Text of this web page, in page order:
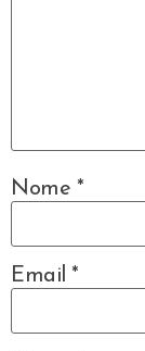
Nome *
Email *